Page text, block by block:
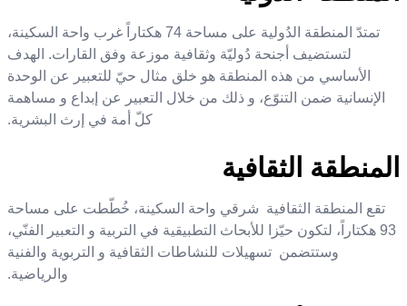
تمتدّ المنطقة الدُولية على مساحة 74 هكتاراً غرب واحة السكينة،
لتستضيف أجنحة دُوليّة وثقافية موزعة وفق القارات. الهدف
الأساسي من هذه المنطقة هو خلق مثال حيّ للتعبير عن الوحدة
الإنسانية ضمن التنوّع، و ذلك من خلال التعبير عن إبداع و مساهمة
كلّ أمة في إرث البشرية.
المنطقة الثقافية
تقع المنطقة الثقافية شرقي واحة السكينة، خُطّطت على مساحة
93 هكتاراً، لتكون حيّزا للأبحاث التطبيقية في التربية و التعبير الفنّي،
وستتضمن تسهيلات للنشاطات الثقافية و التربوية والفنية
والرياضية.